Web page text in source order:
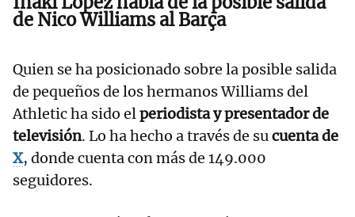
de Nico Williams al Barça
Quien se ha posicionado sobre la posible salida
de pequeños de los hermanos Williams del
Athletic ha sido elperiodista y presentador de
televisión. Lo ha hecho a través de sucuenta de
X, donde cuenta con más de 149.000
seguidores.